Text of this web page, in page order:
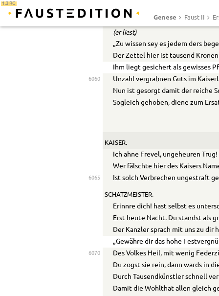
1.3 RC
Genese Faust II
6055
So hört und schaut das
Das alles Weh in Wohl verwandelt
(er liest)
„Zu wissen sey es jedem ders
Der Zettel hier ist tausend
Ihm liegt gesichert als gewisses
6060
Unzahl vergrabnen Guts im
Nun ist gesorgt damit der reiche
Sogleich gehoben, diene zum
KAISER.
Ich ahne Frevel, ungeheuren Trug!
Wer fälschte hier des Kaisers
6065 Ist solch Verbrechen ungestraft
SCHATZMEISTER.
Erinnre dich! hast selbst es
Erst heute Nacht. Du standst als
Der Kanzler sprach mit uns zu dir
„Gewähre dir das hohe
6070
Des Volkes Heil, mit wenig
Du zogst sie rein, dann wards in
Durch Tausendkünstler schnell
Damit die Wohlthat allen gleich